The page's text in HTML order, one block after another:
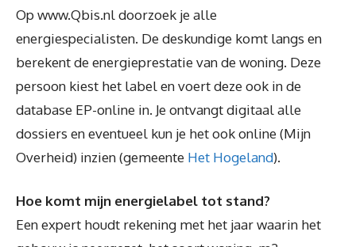
Op www.Qbis.nl doorzoek je alle
energiespecialisten. De deskundige komt langs en
berekent de energieprestatie van de woning. Deze
persoon kiest het label en voert deze ook in de
database EP-online in. Je ontvangt digitaal alle
dossiers en eventueel kun je het ook online (Mijn
Overheid) inzien (gemeente Het Hogeland).
Hoe komt mijn energielabel tot stand?
Een expert houdt rekening met het jaar waarin het